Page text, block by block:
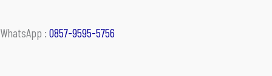
WhatsApp : 0857-9595-5756